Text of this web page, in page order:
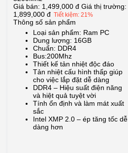
Giá bán: 1,499,000 đ Giá thị trường:
1,899,000 đ Tiết kiệm: 21%
Thông số sản phẩm
Loại sản phẩm: Ram PC
Dung lượng: 16GB
Chuẩn: DDR4
Bus:200Mhz
Thiết kế tản nhiệt độc đáo
Tản nhiệt cấu hình thấp giúp
cho việc lắp đặt dễ dàng
DDR4 – Hiệu suất điện năng
và hiệt quả tuyệt vời
Tính ổn định và làm mát xuất
sắc
Intel XMP 2.0 – ép tăng tốc dễ
dàng hơn